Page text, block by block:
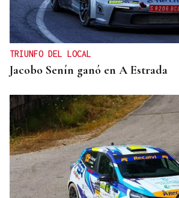
TRIUNFO DEL LOCAL
Jacobo Senín ganó en A Estrada